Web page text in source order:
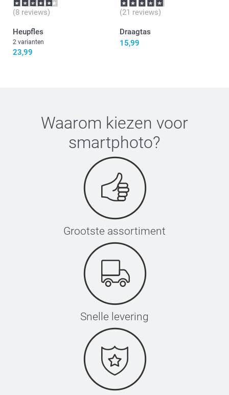
(8 reviews) (21 reviews)
Heupfles
2 varianten
23,99
Draagtas
15,99
Waarom kiezen voor
smartphoto?
Grootste assortiment
Snelle levering